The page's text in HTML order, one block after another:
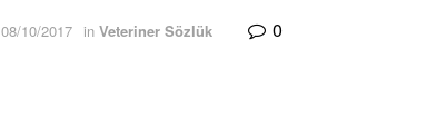
08/10/2017 in Veteriner Sözlük 0